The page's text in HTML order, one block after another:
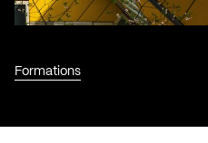
Formations